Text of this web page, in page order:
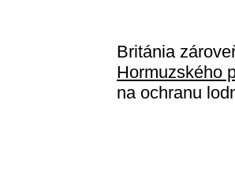
Británia
Hormuzského
na ochranu